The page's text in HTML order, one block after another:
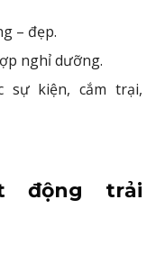
– đẹp.
nghỉ dưỡng.
sự kiện, cắm trại,
động trải